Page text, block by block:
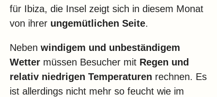
für Ibiza, die Insel zeigt sich in diesem Monat
von ihrer ungemütlichen Seite.
Neben windigem und unbeständigem
Wetter müssen Besucher mit Regen und
relativ niedrigen Temperaturen rechnen. Es
ist allerdings nicht mehr so feucht wie im